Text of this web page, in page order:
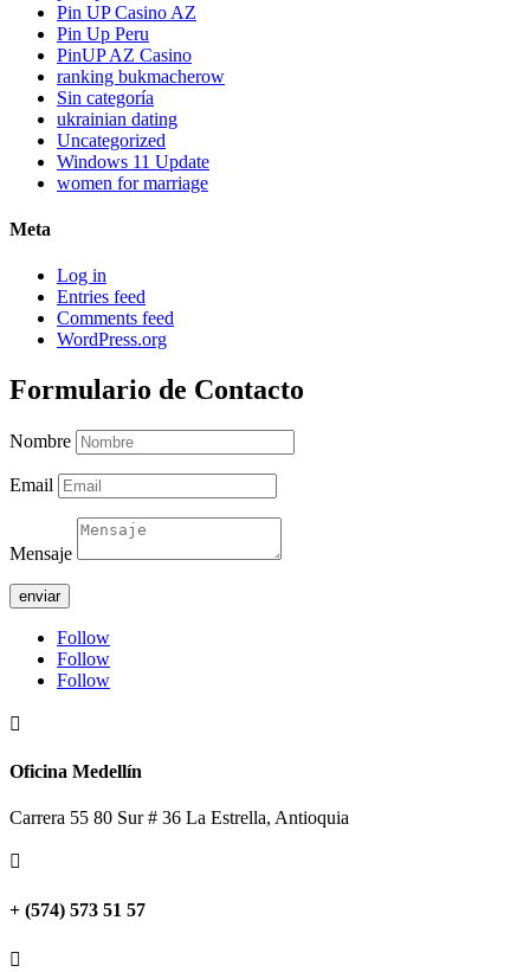
Pin UP Casino AZ
Pin Up Peru
PinUP AZ Casino
ranking bukmacherow
Sin categoría
ukrainian dating
Uncategorized
Windows 11 Update
women for marriage
Meta
Log in
Entries feed
Comments feed
WordPress.org
Formulario de Contacto
Nombre
Email
Mensaje
enviar
Follow
Follow
Follow

Oficina Medellín
Carrera 55 80 Sur # 36 La Estrella, Antioquia

+ (574) 573 51 57
